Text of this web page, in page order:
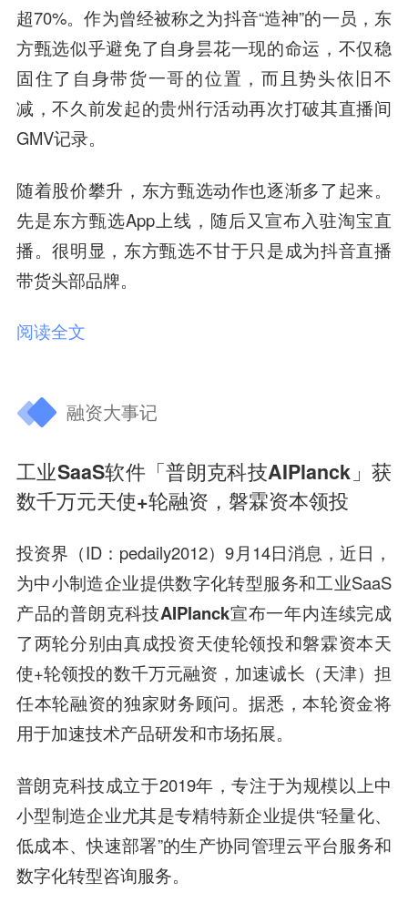
超70%。作为曾经被称之为抖音“造神”的一员，东
方甄选似乎避免了自身昙花一现的命运，不仅稳
固住了自身带货一哥的位置，而且势头依旧不
减，不久前发起的贵州行活动再次打破其直播间
GMV记录。
随着股价攀升，东方甄选动作也逐渐多了起来。
先是东方甄选App上线，随后又宣布入驻淘宝直
播。很明显，东方甄选不甘于只是成为抖音直播
带货头部品牌。
阅读全文
融资大事记
工业SaaS软件「普朗克科技AIPlanck」获
数千万元天使+轮融资，磐霖资本领投
投资界（ID：pedaily2012）9月14日消息，近日，
为中小制造企业提供数字化转型服务和工业SaaS
产品的普朗克科技AIPlanck宣布一年内连续完成
了两轮分别由真成投资天使轮领投和磐霖资本天
使+轮领投的数千万元融资，加速诚长（天津）担
任本轮融资的独家财务顾问。据悉，本轮资金将
用于加速技术产品研发和市场拓展。
普朗克科技成立于2019年，专注于为规模以上中
小型制造企业尤其是专精特新企业提供“轻量化、
低成本、快速部署”的生产协同管理云平台服务和
数字化转型咨询服务。